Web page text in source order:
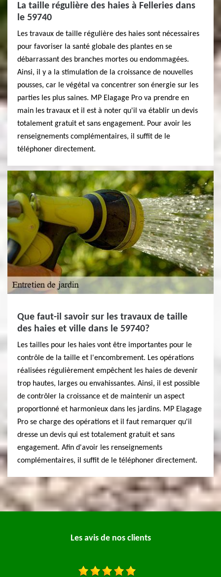
La taille régulière des haies à Felleries dans
le 59740
Les travaux de taille régulière des haies sont nécessaires
pour favoriser la santé globale des plantes en se
débarrassant des branches mortes ou endommagées.
Ainsi, il y a la stimulation de la croissance de nouvelles
pousses, car le végétal va concentrer son énergie sur les
parties les plus saines. MP Elagage Pro va prendre en
main les travaux et il est à noter qu'il va établir un devis
totalement gratuit et sans engagement. Pour avoir les
renseignements complémentaires, il suffit de le
téléphoner directement.
Que faut-il savoir sur les travaux de taille
des haies et ville dans le 59740?
Les tailles pour les haies vont être importantes pour le
contrôle de la taille et l'encombrement. Les opérations
réalisées régulièrement empêchent les haies de devenir
trop hautes, larges ou envahissantes. Ainsi, il est possible
de contrôler la croissance et de maintenir un aspect
proportionné et harmonieux dans les jardins. MP Elagage
Pro se charge des opérations et il faut remarquer qu'il
dresse un devis qui est totalement gratuit et sans
engagement. Afin d'avoir les renseignements
complémentaires, il suffit de le téléphoner directement.
Les avis de nos clients